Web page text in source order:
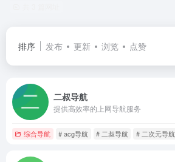
排序 发布 更新 浏览 点赞
二叔导航
提供高效率的上网导航服务
综合导航 # acg导航 # 二叔导航 # 二次元导航